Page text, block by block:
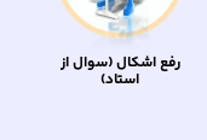
رفع اشکال (سوال از
استاد)